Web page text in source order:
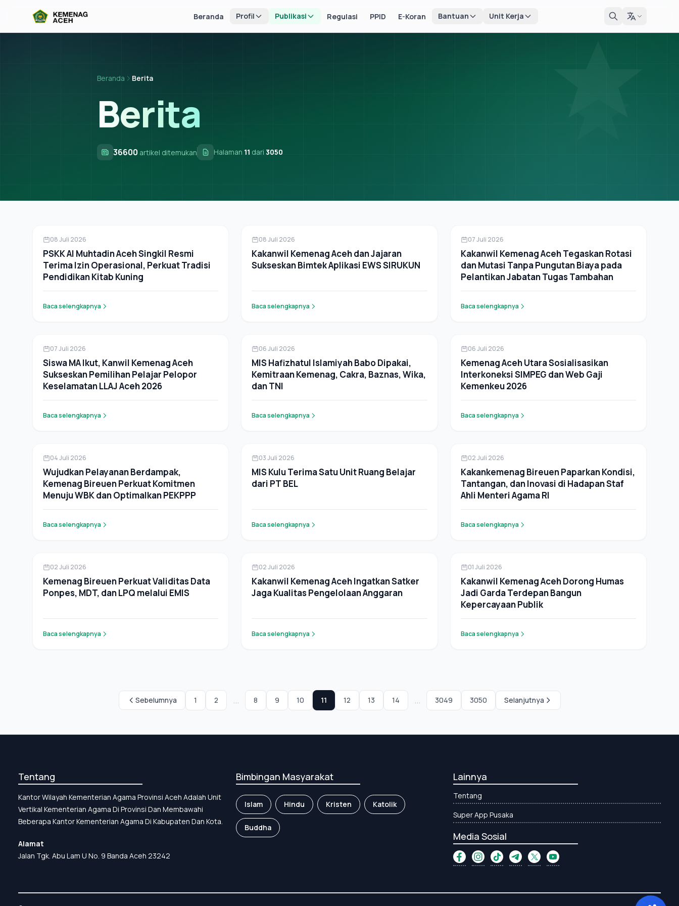
Beranda Profil Publikasi Regulasi PPID E-Koran Bantuan Unit Kerja
Beranda Berita
Berita
36600 artikel ditemukan Halaman 11 dari 3050
Berita
08 Juli 2026
PSKK Al Muhtadin Aceh Singkil Resmi
Terima Izin Operasional, Perkuat Tradisi
Pendidikan Kitab Kuning
Baca selengkapnya
Berita
08 Juli 2026
Kakanwil Kemenag Aceh dan Jajaran
Sukseskan Bimtek Aplikasi EWS SIRUKUN
Baca selengkapnya
Berita
07 Juli 2026
Kakanwil Kemenag Aceh Tegaskan Rotasi
dan Mutasi Tanpa Pungutan Biaya pada
Pelantikan Jabatan Tugas Tambahan
Baca selengkapnya
Berita
07 Juli 2026
Siswa MA Ikut, Kanwil Kemenag Aceh
Sukseskan Pemilihan Pelajar Pelopor
Keselamatan LLAJ Aceh 2026
Baca selengkapnya
Berita
06 Juli 2026
MIS Hafizhatul Islamiyah Babo Dipakai,
Kemitraan Kemenag, Cakra, Baznas, Wika,
dan TNI
Baca selengkapnya
Berita
06 Juli 2026
Kemenag Aceh Utara Sosialisasikan
Interkoneksi SIMPEG dan Web Gaji
Kemenkeu 2026
Baca selengkapnya
Berita
04 Juli 2026
Wujudkan Pelayanan Berdampak,
Kemenag Bireuen Perkuat Komitmen
Menuju WBK dan Optimalkan PEKPPP
Baca selengkapnya
Berita
03 Juli 2026
MIS Kulu Terima Satu Unit Ruang Belajar
dari PT BEL
Baca selengkapnya
Berita
02 Juli 2026
Kakankemenag Bireuen Paparkan Kondisi,
Tantangan, dan Inovasi di Hadapan Staf
Ahli Menteri Agama RI
Baca selengkapnya
Berita
02 Juli 2026
Kemenag Bireuen Perkuat Validitas Data
Ponpes, MDT, dan LPQ melalui EMIS
Baca selengkapnya
Berita
02 Juli 2026
Kakanwil Kemenag Aceh Ingatkan Satker
Jaga Kualitas Pengelolaan Anggaran
Baca selengkapnya
Berita
01 Juli 2026
Kakanwil Kemenag Aceh Dorong Humas
Jadi Garda Terdepan Bangun
Kepercayaan Publik
Baca selengkapnya
Sebelumnya 1 2 ... 8 9 10 11 12 13 14 ... 3049 3050 Selanjutnya
Tentang
Kantor Wilayah Kementerian Agama Provinsi Aceh Adalah Unit
Vertikal Kementerian Agama Di Provinsi Dan Membawahi
Beberapa Kantor Kementerian Agama Di Kabupaten Dan Kota.
Alamat
Jalan Tgk. Abu Lam U No. 9 Banda Aceh 23242
Bimbingan Masyarakat
Islam Hindu Kristen Katolik
Buddha
Lainnya
Tentang
Super App Pusaka
Media Sosial